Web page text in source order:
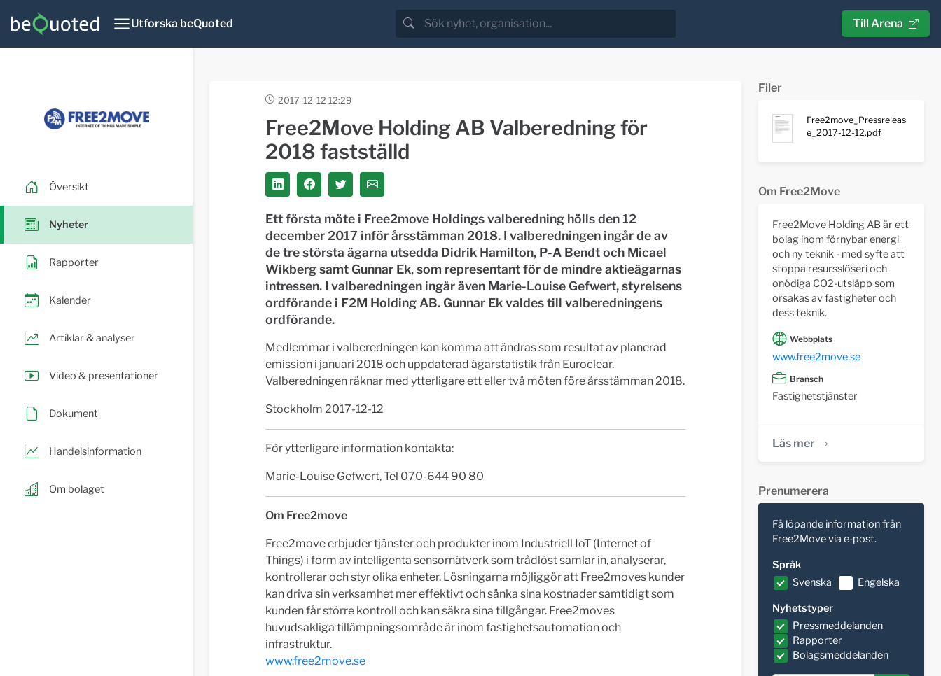
Utforska beQuoted Till Arena
Översikt
Nyheter
Rapporter
Kalender
Artiklar & analyser
Video & presentationer
Dokument
Handelsinformation
Om bolaget
2017-12-12 12:29
Free2Move Holding AB Valberedning för
2018 fastställd
Ett första möte i Free2move Holdings valberedning hölls den 12
december 2017 inför årsstämman 2018. I valberedningen ingår de av
de tre största ägarna utsedda Didrik Hamilton, P-A Bendt och Micael
Wikberg samt Gunnar Ek, som representant för de mindre aktieägarnas
intressen. I valberedningen ingår även Marie-Louise Gefwert, styrelsens
ordförande i F2M Holding AB. Gunnar Ek valdes till valberedningens
ordförande.
Medlemmar i valberedningen kan komma att ändras som resultat av planerad
emission i januari 2018 och uppdaterad ägarstatistik från Euroclear.
Valberedningen räknar med ytterligare ett eller två möten före årsstämman 2018.
Stockholm 2017-12-12
För ytterligare information kontakta:
Marie-Louise Gefwert, Tel 070-644 90 80
Om Free2move
Free2move erbjuder tjänster och produkter inom Industriell IoT (Internet of
Things) i form av intelligenta sensornätverk som trådlöst samlar in, analyserar,
kontrollerar och styr olika enheter. Lösningarna möjliggör att Free2moves kunder
kan driva sin verksamhet mer effektivt och sänka sina kostnader samtidigt som
kunden får större kontroll och kan säkra sina tillgångar. Free2moves
huvudsakliga tillämpningsområde är inom fastighetsautomation och
infrastruktur.
www.free2move.se
Filer
Free2move_Pressreleas
e_2017-12-12.pdf
Om Free2Move
Free2Move Holding AB är ett
bolag inom förnybar energi
och ny teknik - med syfte att
stoppa resursslöseri och
onödiga CO2-utsläpp som
orsakas av fastigheter och
dess teknik.
Webbplats
www.free2move.se
Bransch
Fastighetstjänster
Läs mer
Prenumerera
Få löpande information från
Free2Move via e-post.
Språk
Svenska
Engelska
Nyhetstyper
Pressmeddelanden
Rapporter
Bolagsmeddelanden